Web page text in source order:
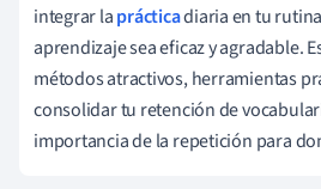
integrar laprácticadiaria en tu
aprendizaje sea eficaz y agradable.
métodos atractivos, herramientas
consolidar tu retención de
importancia de la repetición para